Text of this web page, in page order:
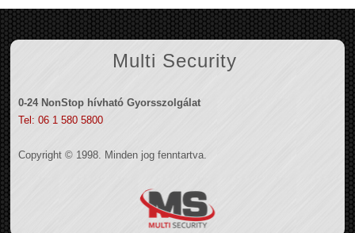
Multi Security
0-24 NonStop hívható Gyorsszolgálat
Tel: 06 1 580 5800
Copyright © 1998. Minden jog fenntartva.